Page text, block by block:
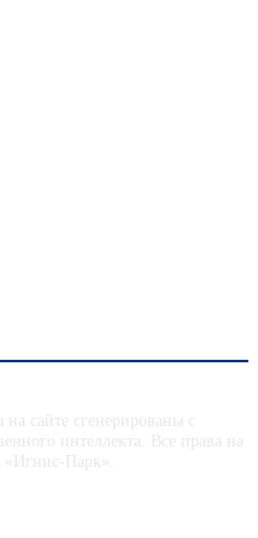
сайте сгенерированы с
интеллекта. Все права на
Парк».